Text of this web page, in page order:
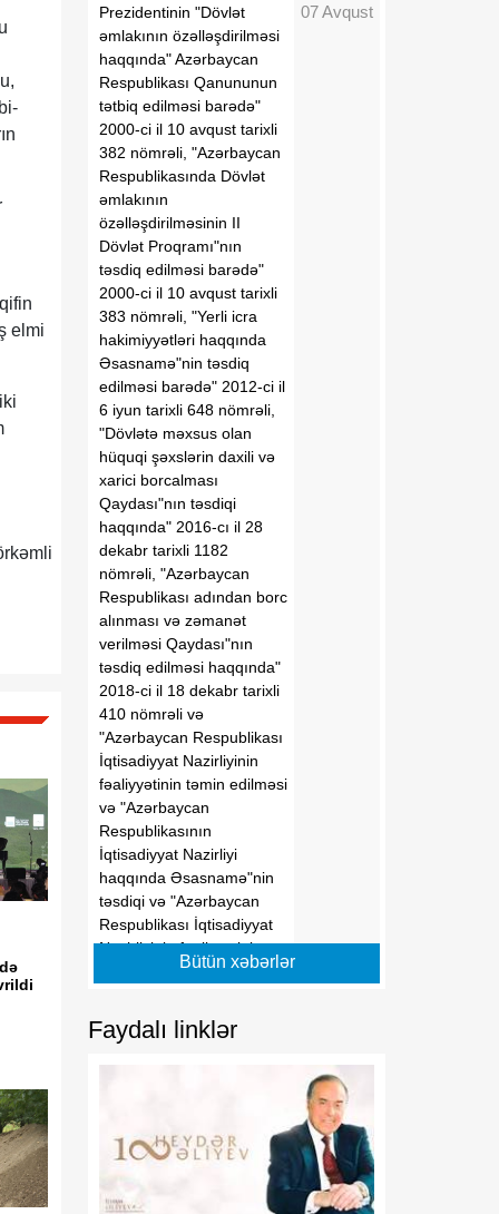
elmi
Prezidentinin "Dövlət
əmlakının özəlləşdirilməsi
haqqında" Azərbaycan
Respublikası Qanununun
tətbiq edilməsi barədə"
2000-ci il 10 avqust tarixli
382 nömrəli, "Azərbaycan
Respublikasında Dövlət
əmlakının
özəlləşdirilməsinin II
Dövlət Proqramı"nın
təsdiq edilməsi barədə"
2000-ci il 10 avqust tarixli
383 nömrəli, "Yerli icra
hakimiyyətləri haqqında
Əsasnamə"nin təsdiq
edilməsi barədə" 2012-ci il
6 iyun tarixli 648 nömrəli,
"Dövlətə məxsus olan
hüquqi şəxslərin daxili və
xarici borcalması
Qaydası"nın təsdiqi
haqqında" 2016-cı il 28
dekabr tarixli 1182
nömrəli, "Azərbaycan
Respublikası adından borc
alınması və zəmanət
verilməsi Qaydası"nın
təsdiq edilməsi haqqında"
2018-ci il 18 dekabr tarixli
410 nömrəli və
"Azərbaycan Respublikası
İqtisadiyyat Nazirliyinin
fəaliyyətinin təmin edilməsi
və "Azərbaycan
Respublikasının
İqtisadiyyat Nazirliyi
haqqında Əsasnamə"nin
təsdiqi və "Azərbaycan
Respublikası İqtisadiyyat
Nazirliyinin fəaliyyətinin
təmin edilməsi və
İqtisadi İnkişaf Nazirliyinin
fəaliyyətinin
təkmilləşdirilməsi ilə bağlı
Prezidentinin 2006-cı il 28
dekabr tarixli 504 nömrəli
Fərmanında dəyişikliklər
edilməsi barədə"
07 Avqust
Bütün xəbərlər
Faydalı linklər